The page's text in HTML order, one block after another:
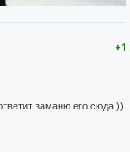
+1
заманю его сюда ))